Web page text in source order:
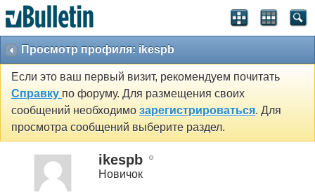
Просмотр профиля: ikespb
Если это ваш первый визит, рекомендуем почитать
Справку по форуму. Для размещения своих
сообщений необходимо зарегистрироваться. Для
просмотра сообщений выберите раздел.
ikespb
Новичок